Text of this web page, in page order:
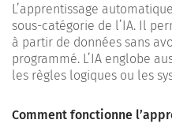
L’apprentissage
sous-catégorie de l’IA. Il
à partir de données sans
programmé. L’IA englobe
les règles logiques ou les
Comment fonctionne